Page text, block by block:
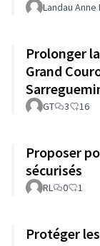
Landau Anne
Prolonger
Grand
GT 3 16
Proposer
sécurisés
RL 0 1
Protéger